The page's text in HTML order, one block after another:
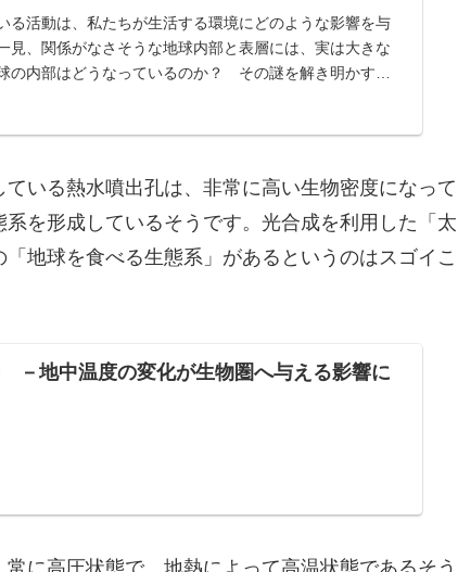
る活動は、私たちが生活する環境にどのような影響を与
見、関係がなさそうな地球内部と表層には、実は大きな
の内部はどうなっているのか？ その謎を解き明かす
いる熱水噴出孔は、非常に高い生物密度になって
を形成しているそうです。光合成を利用した「太
地球を食べる生態系」があるというのはスゴイこ
－地中温度の変化が生物圏へ与える影響に
に高圧状態で、地熱によって高温状態であるそう